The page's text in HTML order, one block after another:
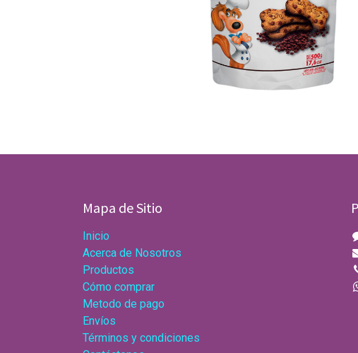
Mapa de Sitio
Inicio
Acerca de Nosotros
Productos
Cómo comprar
Metodo de pago
Envíos
Términos y condiciones